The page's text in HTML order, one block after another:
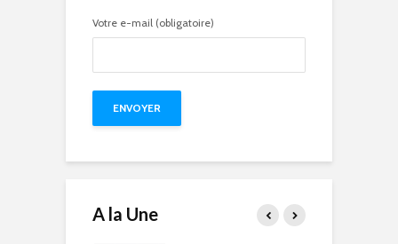
Votre e-mail (obligatoire)
A la Une